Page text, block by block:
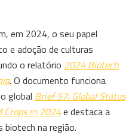
em 2024, o seu papel
e adoção de culturas
o relatório 2024 Biotech
. O documento funciona
global Brief 57: Global Status
Crops in 2024e destaca a
biotech na região.